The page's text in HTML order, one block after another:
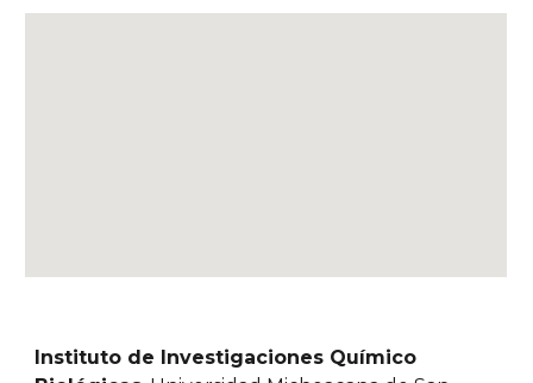
Instituto de Investigaciones Químico